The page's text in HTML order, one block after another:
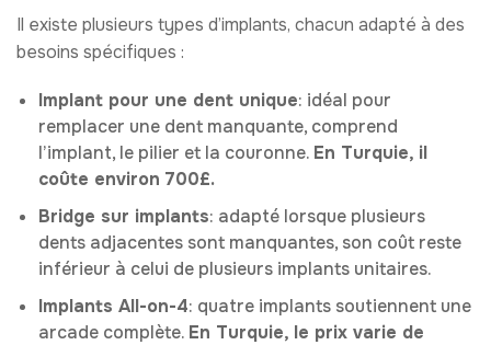
Il existe plusieurs types d’implants, chacun adapté à des
besoins spécifiques :
Implant pour une dent unique: idéal pour
remplacer une dent manquante, comprend
l’implant, le pilier et la couronne. En Turquie, il
coûte environ 700£.
Bridge sur implants: adapté lorsque plusieurs
dents adjacentes sont manquantes, son coût reste
inférieur à celui de plusieurs implants unitaires.
Implants All-on-4: quatre implants soutiennent une
arcade complète. En Turquie, le prix varie de